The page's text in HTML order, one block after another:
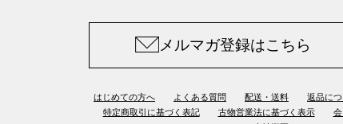
メルマガ登録はこちら
はじめての方へ よくある質問 配送・送料 返品に
特定商取引に基づく表記
古物営業法に基づく表示